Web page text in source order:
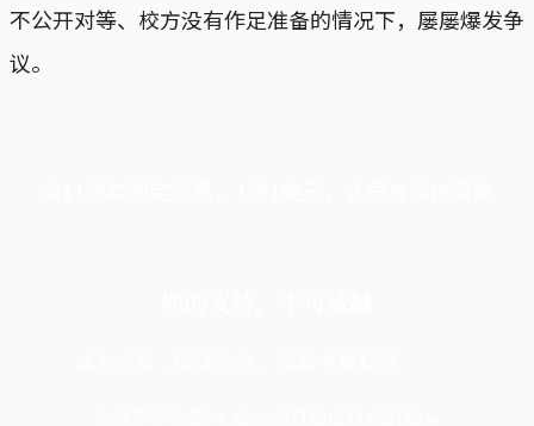
不公开对等、校方没有作足准备的情况下，屡屡爆发争
议。